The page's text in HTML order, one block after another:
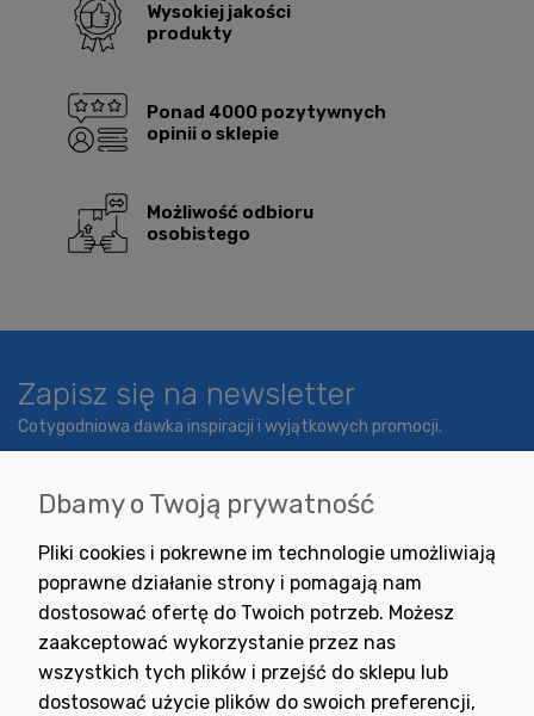
Wysokiej jakości
produkty
Ponad 4000 pozytywnych
opinii o sklepie
Możliwość odbioru
osobistego
Zapisz się na newsletter
Cotygodniowa dawka inspiracji i wyjątkowych promocji.
Wyrażam zgodę na otrzymywanie newslettera z inspiracjami,
nowościami i promocjami.
Dbamy o Twoją prywatność
Pliki cookies i pokrewne im technologie umożliwiają
poprawne działanie strony i pomagają nam
dostosować ofertę do Twoich potrzeb. Możesz
zaakceptować wykorzystanie przez nas
wszystkich tych plików i przejść do sklepu lub
dostosować użycie plików do swoich preferencji,